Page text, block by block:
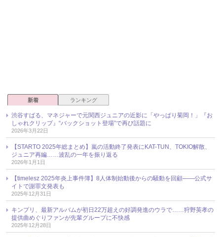
新着 ランキング
渋谷すばる、マネジャーで元関西ジュニアの近影に「やっぱり菊岡！」『お
しゃれクリップ』“バックショット登場”で再び話題に
2026年3月22日
【STARTO 2025年総まとめ】嵐の活動終了発表にKAT-TUN、TOKIO解散、
ジュニア再編……波乱の一年を振り返る
2026年1月1日
【timelesz 2025年炎上事件簿】8人体制始動後からの騒動を回顧――公式サ
イトで謝罪文発表も
2025年12月31日
キンプリ、最新アルバムが初日22万超えの好調発進のウラで……狩野英孝の
提供曲めぐりファンが先輩グループに不快感
2025年12月28日